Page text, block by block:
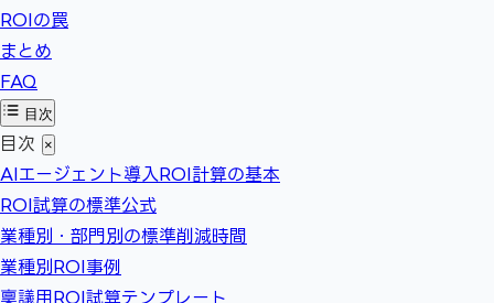
ROIの罠
まとめ
FAQ
目次
目次 ×
AIエージェント導入ROI計算の基本
ROI試算の標準公式
業種別・部門別の標準削減時間
業種別ROI事例
稟議用ROI試算テンプレート